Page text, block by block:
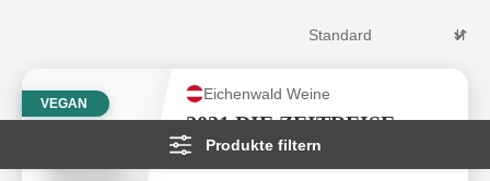
liefern sogar Reben in Reserve- und Premiumqualität, die
Das Weingut Eichenwald bietet somit vor allem kleineren
Traubenproduzenten der Umgebung eine Plattform.
Produkte filtern
VEGAN
Eichenwald Weine
2021 DIE ZEITREISE -
Cuvée